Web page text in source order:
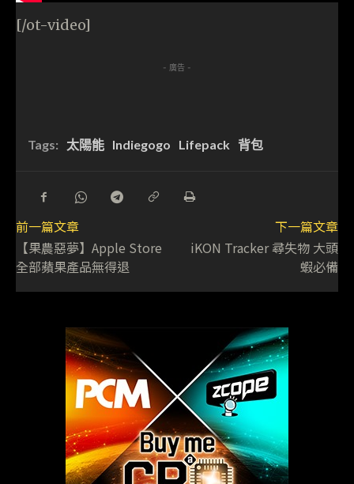
[/ot-video]
- 廣告 -
Tags: 太陽能 Indiegogo Lifepack 背包
前一篇文章
【果農惡夢】Apple Store
全部蘋果產品無得退
下一篇文章
iKON Tracker 尋失物 大頭
蝦必備